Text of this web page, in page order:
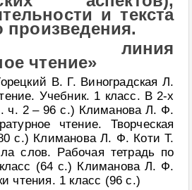
и текста
произведения.
линия
чтение»
В. Г. Виноградская Л.
Учебник. 1 класс. В 2-х
ч. 2 – 96 с.) Климанова Л. Ф.
чтение. Творческая
с.) Климанова Л. Ф. Коти Т.
слов. Рабочая тетрадь по
(64 с.) Климанова Л. Ф.
чтения. 1 класс (96 с.)